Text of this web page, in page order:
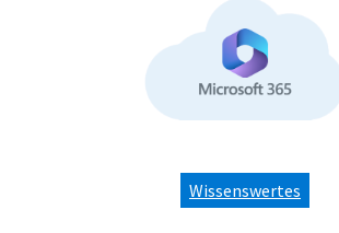
Wissenswertes